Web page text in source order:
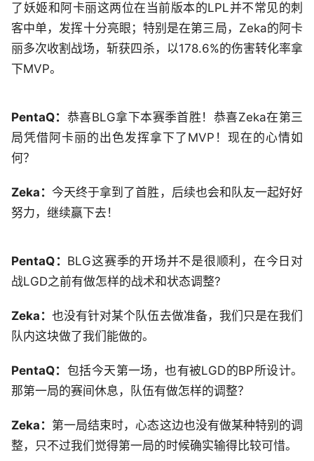
了妖姬和阿卡丽这两位在当前版本的LPL并不常见的刺
客中单，发挥十分亮眼；特别是在第三局，Zeka的阿卡
丽多次收割战场，斩获四杀，以178.6%的伤害转化率拿
下MVP。
PentaQ： 恭喜BLG拿下本赛季首胜！恭喜Zeka在第三
局凭借阿卡丽的出色发挥拿下了MVP！现在的心情如
何？
Zeka：今天终于拿到了首胜，后续也会和队友一起好好
努力，继续赢下去！
PentaQ： BLG这赛季的开场并不是很顺利，在今日对
战LGD之前有做怎样的战术和状态调整?
Zeka：也没有针对某个队伍去做准备，我们只是在我们
队内这块做了我们能做的。
PentaQ： 包括今天第一场，也有被LGD的BP所设计。
那第一局的赛间休息，队伍有做怎样的调整？
Zeka： 第一局结束时，心态这边也没有做某种特别的调
整，只不过我们觉得第一局的时候确实输得比较可惜。